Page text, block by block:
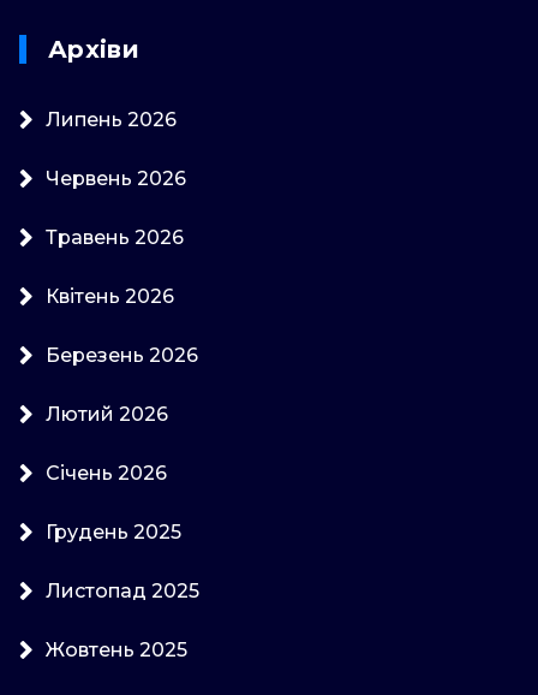
Архіви
Липень 2026
Червень 2026
Травень 2026
Квітень 2026
Березень 2026
Лютий 2026
Січень 2026
Грудень 2025
Листопад 2025
Жовтень 2025